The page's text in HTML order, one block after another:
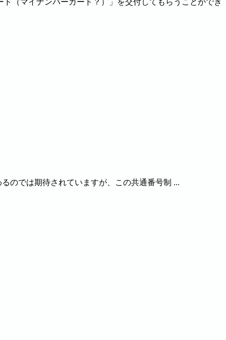
（マイナンバーカード？）」を交付してもらうことができ
のでは期待されていますが、この共通番号制 ...